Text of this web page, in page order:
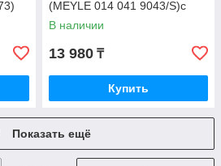
(MEYLE 014 041 9043/S)с
подшипником
В наличии
13 980 ₸
Купить
Показать ещё